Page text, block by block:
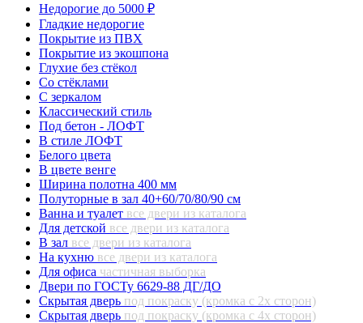
Недорогие до 5000 ₽
Гладкие недорогие
Покрытие из ПВХ
Покрытие из экошпона
Глухие без стёкол
Со стёклами
С зеркалом
Классический стиль
Под бетон - ЛОФТ
В стиле ЛОФТ
Белого цвета
В цвете венге
Ширина полотна 400 мм
Полуторные в зал 40+60/70/80/90 см
Ванна и туалет все двери из каталога
Для детской все двери из каталога
В зал все двери из каталога
На кухню все двери из каталога
Для офиса частичная выборка
Двери по ГОСТу 6629-88 ДГ/ДО
Скрытая дверь под покраску (кромка с 2х сторон)
Скрытая дверь под покраску (кромка с 4х сторон)